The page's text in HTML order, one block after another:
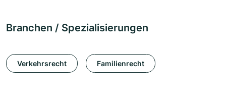
Branchen / Spezialisierungen
Verkehrsrecht Familienrecht